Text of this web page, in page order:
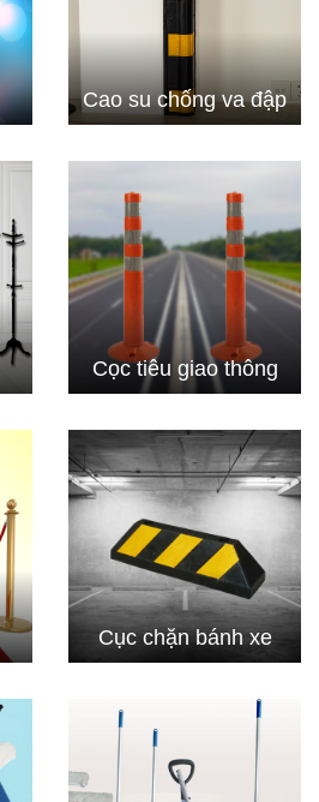
Cao su chống va đập
Cọc tiêu giao thông
Cục chặn bánh xe